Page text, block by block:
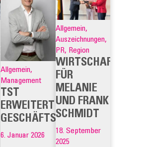
Allgemein,
Management
TST
ERWEITERT
GESCHÄFTSFÜHRUNG
6. Januar 2026
Allgemein,
Auszeichnungen,
PR, Region
FÜR
MELANIE
UND FRANK
SCHMIDT
18. September
2025